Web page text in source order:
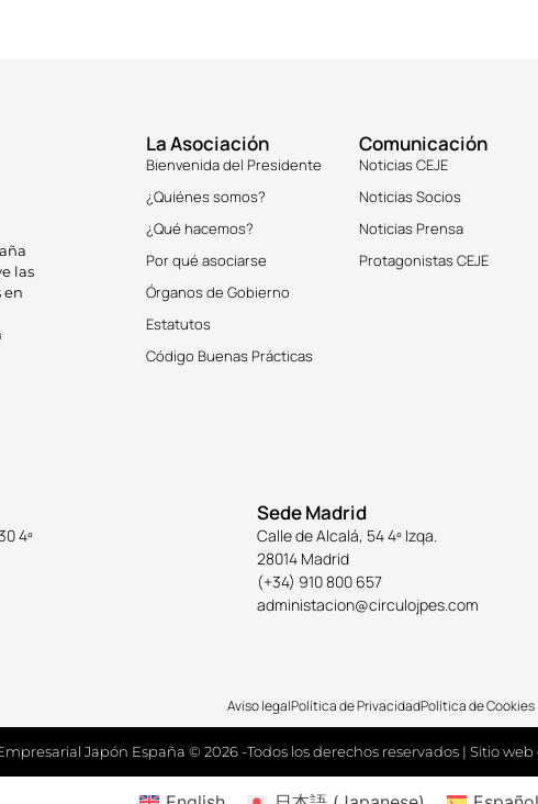
las
en
La Asociación
Bienvenida del Presidente
¿Quiénes somos?
¿Qué hacemos?
Por qué asociarse
Órganos de Gobierno
Estatutos
Código Buenas Prácticas
Comunicación
Noticias CEJE
Noticias Socios
Noticias Prensa
Protagonistas CEJE
4º
Sede Madrid
Calle de Alcalá, 54 4º Izqa.
28014 Madrid
(+34) 910 800 657
administacion@circulojpes.com
Aviso legalPolítica de PrivacidadPolítica de Cookies
Japón España © 2026 -Todos los derechos reservados | Sitio